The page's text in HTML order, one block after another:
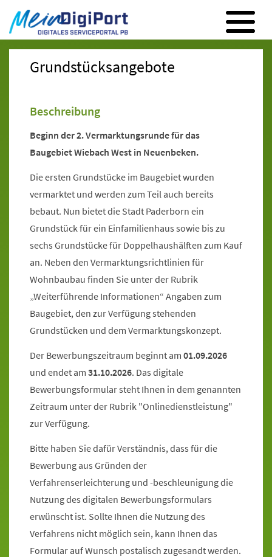
Digitales Serviceportal Paderborn
Zur Hauptnavigation
Zum Inhalt
Zum Footer
Grundstücksangebote
Beschreibung
Beginn der 2. Vermarktungsrunde für das
Baugebiet Wiebach West in Neuenbeken.
Die ersten Grundstücke im Baugebiet wurden
vermarktet und werden zum Teil auch bereits
bebaut. Nun bietet die Stadt Paderborn ein
Grundstück für ein Einfamilienhaus sowie bis zu
sechs Grundstücke für Doppelhaushälften zum Kauf
an. Neben den Vermarktungsrichtlinien für
Wohnbaubau finden Sie unter der Rubrik
„Weiterführende Informationen“ Angaben zum
Baugebiet, den zur Verfügung stehenden
Grundstücken und dem Vermarktungskonzept.
Der Bewerbungszeitraum beginnt am 01.09.2026
und endet am 31.10.2026. Das digitale
Bewerbungsformular steht Ihnen in dem genannten
Zeitraum unter der Rubrik "Onlinedienstleistung"
zur Verfügung.
Bitte haben Sie dafür Verständnis, dass für die
Bewerbung aus Gründen der
Verfahrenserleichterung und -beschleunigung die
Nutzung des digitalen Bewerbungsformulars
erwünscht ist. Sollte Ihnen die Nutzung des
Verfahrens nicht möglich sein, kann Ihnen das
Formular auf Wunsch postalisch zugesandt werden.